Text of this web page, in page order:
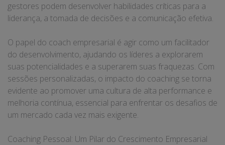
gestores podem desenvolver habilidades críticas para a
liderança, a tomada de decisões e a comunicação efetiva.
O papel do coach empresarial é agir como um facilitador
do desenvolvimento, ajudando os líderes a explorarem
suas potencialidades e a superarem suas fraquezas. Com
sessões personalizadas, o impacto do coaching se torna
evidente ao promover uma cultura de alta performance e
melhoria contínua, essencial para enfrentar os desafios de
um mercado cada vez mais exigente.
Coaching Pessoal: Um Pilar do Crescimento Empresarial